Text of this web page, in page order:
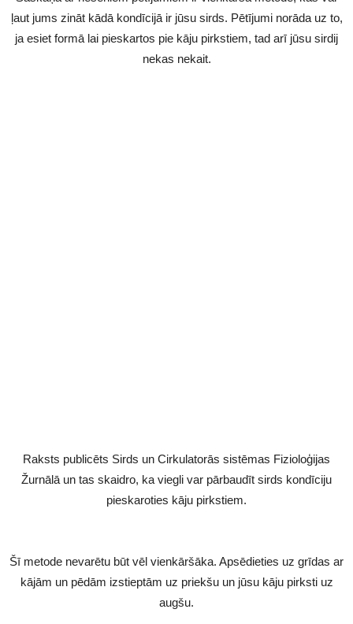
ļaut jums zināt kādā kondīcijā ir jūsu sirds. Pētījumi norāda uz to,
ja esiet formā lai pieskartos pie kāju pirkstiem, tad arī jūsu sirdij
nekas nekait.
Raksts publicēts Sirds un Cirkulatorās sistēmas Fizioloģijas
Žurnālā un tas skaidro, ka viegli var pārbaudīt sirds kondīciju
pieskaroties kāju pirkstiem.
Šī metode nevarētu būt vēl vienkāršāka. Apsēdieties uz grīdas ar
kājām un pēdām izstieptām uz priekšu un jūsu kāju pirksti uz
augšu.